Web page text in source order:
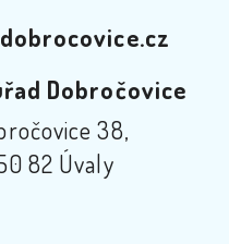
Dobročovice
38,
82 Úvaly